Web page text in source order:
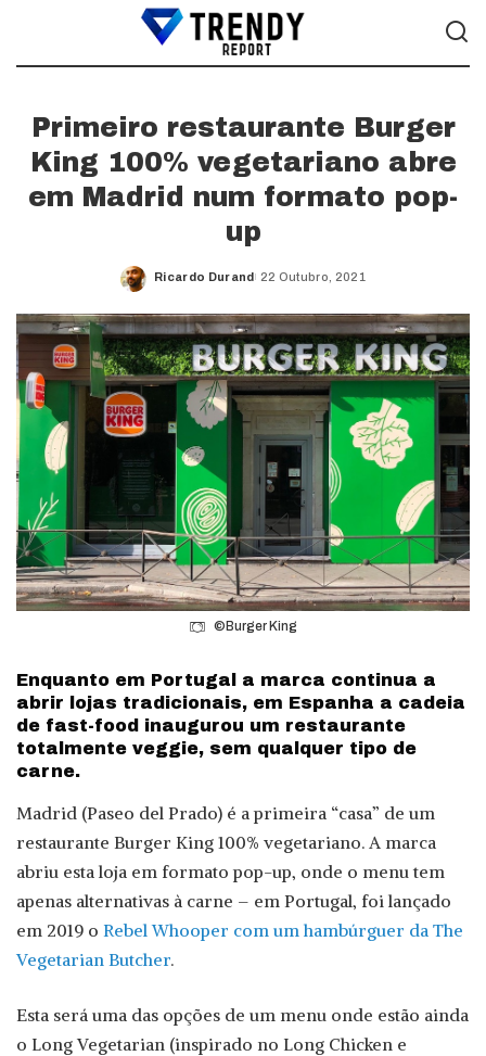
Primeiro restaurante Burger
King 100% vegetariano abre
em Madrid num formato pop-
up
Posted
Ricardo Durand 22 Outubro, 2021
©Burger King
Enquanto em Portugal a marca continua a
abrir lojas tradicionais, em Espanha a cadeia
de fast-food inaugurou um restaurante
totalmente veggie, sem qualquer tipo de
carne.
Madrid (Paseo del Prado) é a primeira “casa” de um
restaurante Burger King 100% vegetariano. A marca
abriu esta loja em formato pop-up, onde o menu tem
apenas alternativas à carne – em Portugal, foi lançado
em 2019 o Rebel Whooper com um hambúrguer da The
Vegetarian Butcher.
Esta será uma das opções de um menu onde estão ainda
o Long Vegetarian (inspirado no Long Chicken e